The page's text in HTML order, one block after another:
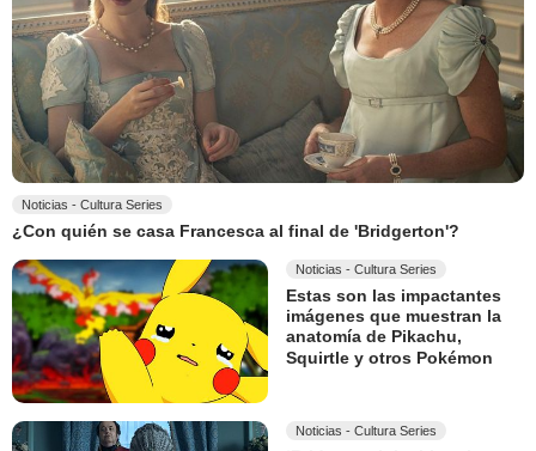
Noticias - Cultura Series
¿Con quién se casa Francesca al final de 'Bridgerton'?
Noticias - Cultura Series
Estas son las impactantes
imágenes que muestran la
anatomía de Pikachu,
Squirtle y otros Pokémon
Noticias - Cultura Series